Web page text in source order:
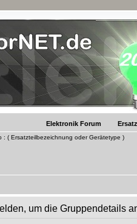
Elektronik Forum
: ( Ersatzteilbezeichnung oder Gerätetype )
um die Gruppendetails